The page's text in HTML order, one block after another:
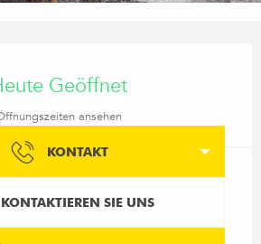
Geöffnet
ansehen
KONTAKT
KONTAKTIEREN SIE UNS